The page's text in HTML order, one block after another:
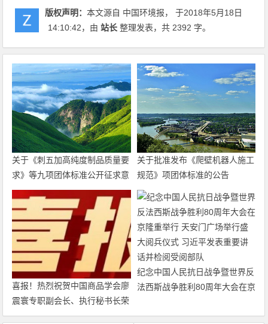
版权声明：本文源自 中国环境报， 于2018年5月18日
14:10:42，由站长 整理发表，共 2392 字。
关于《刺五加高纯度制品质量要
求》等九项团体标准公开征求意
见的通知
关于批准发布《爬壁机器人施工
规范》项团体标准的公告
喜报！热烈祝贺中国商品学会廖
震寰专职副会长、执行秘书长荣
获农工党中央表彰
纪念中国人民抗日战争暨世界反
法西斯战争胜利80周年大会在京
阅兵仪式 习近平发表重要讲话